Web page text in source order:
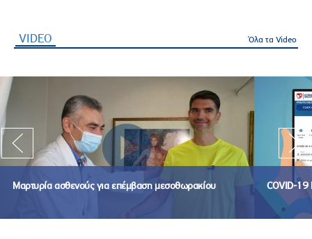
VIDEO Όλα τα Video
Μαρτυρία ασθενούς για επέμβαση μεσοθωρακίου COVID-19